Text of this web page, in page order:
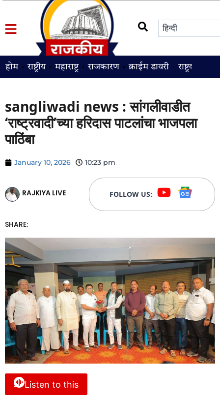
होम राष्ट्रीय महाराष्ट्र राजकारण क्राईम डायरी राष्ट्रवादी
sangliwadi news : सांगलीवाडीत
‘राष्ट्रवादी’च्या हरिदास पाटलांचा भाजपला
पाठिंबा
January 10, 2026 10:23 pm
RAJKIYA LIVE FOLLOW US:
SHARE:
Listen to this